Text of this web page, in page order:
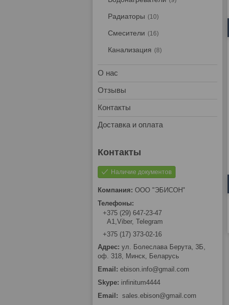
Радиаторы 10
Смесители 16
Канализация 8
О нас
Отзывы
Контакты
Доставка и оплата
Наличие документов
ООО "ЭБИСОН"
+375 (29) 647-23-47
А1,Viber, Telegram
+375 (17) 373-02-16
ул. Болеслава Берута, 3Б,
оф. 318, Минск, Беларусь
ebison.info@gmail.com
infinitum4444
Email
sales.ebison@gmail.com